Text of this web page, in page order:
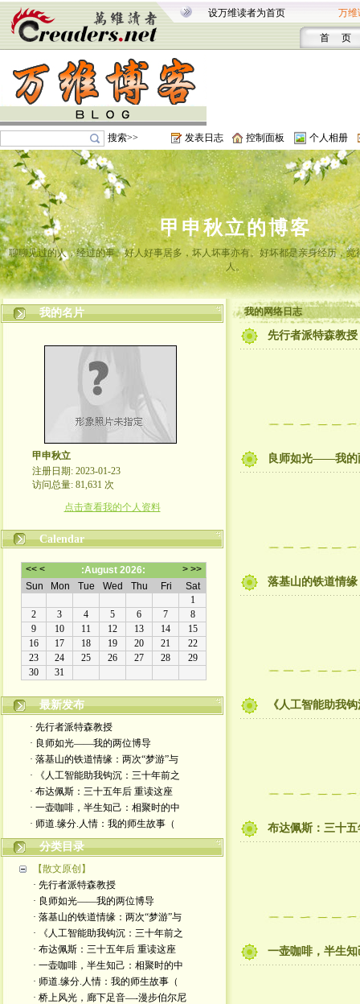
设万维读者为首页 万维
首 页
搜索>> 发表日志 控制面板 个人相册
甲申秋立的博客
聊聊见过的人，经过的事。好人好事居多，坏人坏事亦有。好坏都是亲身经历，
人。
我的名片
甲申秋立
注册日期: 2023-01-23
访问总量: 81,631 次
点击查看我的个人资料
Calendar
最新发布
· 先行者派特森教授
· 良师如光——我的两位博导
· 落基山的铁道情缘：两次“梦游”与
· 《人工智能助我钩沉：三十年前之
· 布达佩斯：三十五年后 重读这座
· 一壶咖啡，半生知己：相聚时的中
· 师道.缘分.人情：我的师生故事（
分类目录
【散文原创】
· 先行者派特森教授
· 良师如光——我的两位博导
· 落基山的铁道情缘：两次“梦游”与
· 《人工智能助我钩沉：三十年前之
· 布达佩斯：三十五年后 重读这座
· 一壶咖啡，半生知己：相聚时的中
· 师道.缘分.人情：我的师生故事（
· 桥上风光，廊下足音—-漫步伯尔尼
我的网络日志
先行者派特森教授
良师如光——我的
落基山的铁道情
《人工智能助我
布达佩斯：三十
一壶咖啡，半生